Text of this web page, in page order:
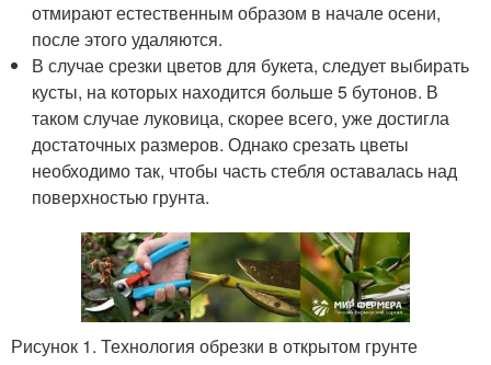
отмирают естественным образом в начале осени,
после этого удаляются.
В случае срезки цветов для букета, следует выбирать
кусты, на которых находится больше 5 бутонов. В
таком случае луковица, скорее всего, уже достигла
достаточных размеров. Однако срезать цветы
необходимо так, чтобы часть стебля оставалась над
поверхностью грунта.
Рисунок 1. Технология обрезки в открытом грунте